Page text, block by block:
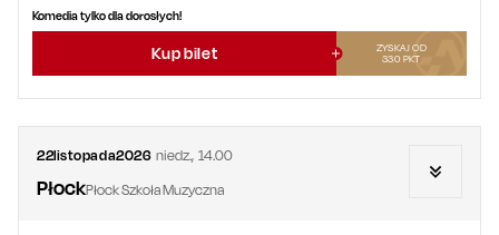
Komedia tylko dla dorosłych!
Kup bilet
ZYSKAJ OD
330 PKT
22listopada2026 niedz.,14.00
PłockPłock Szkoła Muzyczna